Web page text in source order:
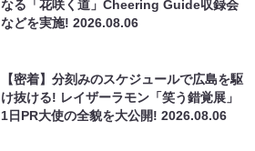
なる「花咲く道」Cheering Guide収録会
などを実施!2026.08.06
【密着】分刻みのスケジュールで広島を駆
け抜ける! レイザーラモン「笑う錯覚展」
1日PR大使の全貌を大公開!2026.08.06